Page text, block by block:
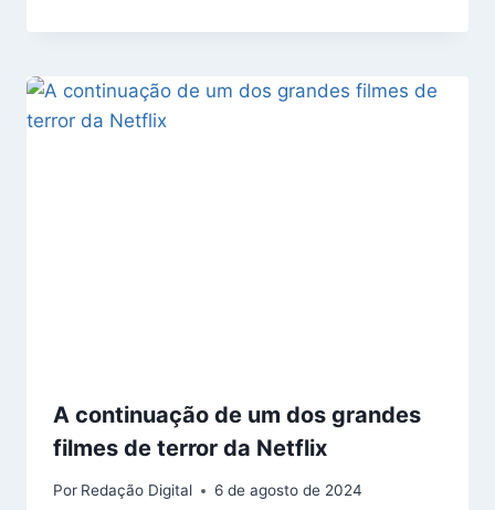
A continuação de um dos grandes
filmes de terror da Netflix
Por Redação Digital 6 de agosto de 2024